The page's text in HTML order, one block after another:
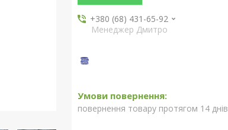
+380 (68) 431-65-92
Менеджер Дмитро
повернення товару протягом 14 днів